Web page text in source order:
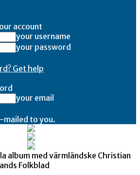
account
your username
your password
Get help
your email
mailed to you.
album med värmländske Christian
Folkblad